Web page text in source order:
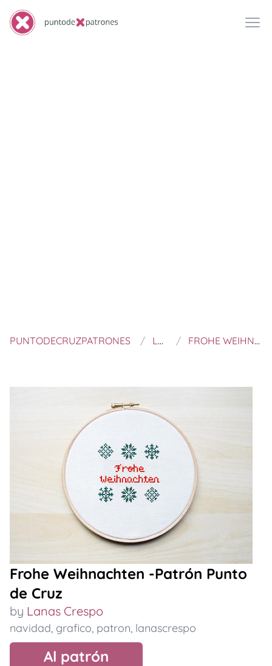
PUNTODECRUZPATRONES LANAS CRESPO FROHE WEIHNACHTEN -PATRÓN PUNTO DE CRUZ
Frohe Weihnachten -Patrón Punto
de Cruz
by Lanas Crespo
navidad, grafico, patron, lanascrespo
Al patrón